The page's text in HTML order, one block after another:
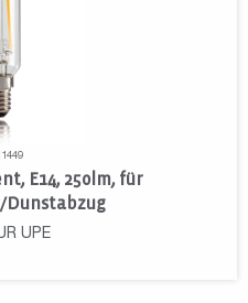
E14, 250lm, für
Dunstabzug
UPE